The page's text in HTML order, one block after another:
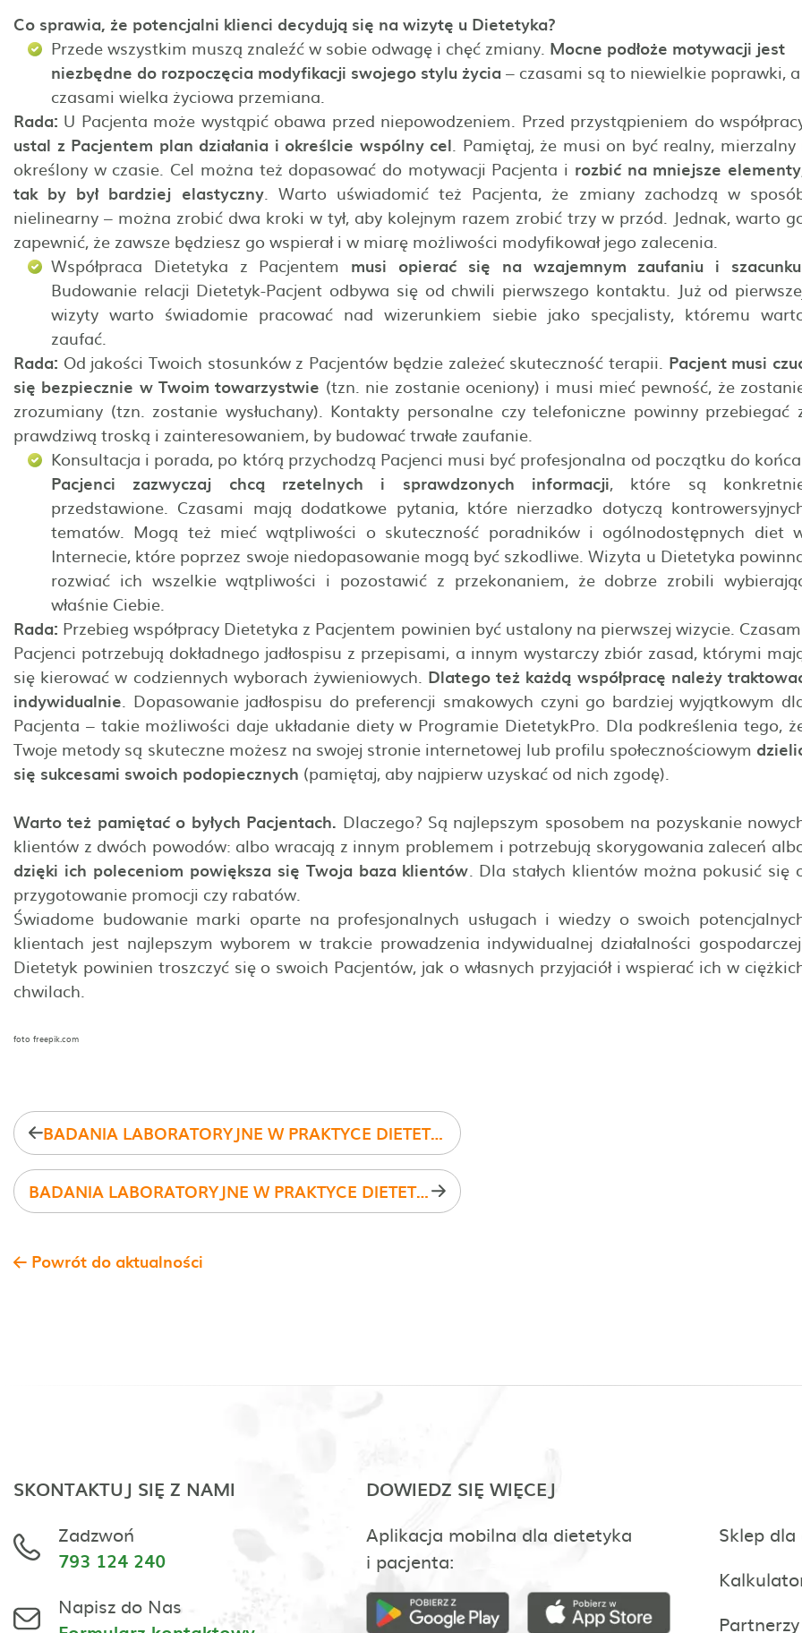
Co sprawia, że potencjalni klienci decydują się na wizytę u Dietetyka?
Przede wszystkim muszą znaleźć w sobie odwagę i chęć zmiany. Mocne podłoże motywacji jest
niezbędne do rozpoczęcia modyfikacji swojego stylu życia– czasami są to niewielkie poprawki, a
czasami wielka życiowa przemiana.
Rada: U Pacjenta może wystąpić obawa przed niepowodzeniem. Przed przystąpieniem do
ustal z Pacjentem plan działania i określcie wspólny cel. Pamiętaj, że musi on być realny, mierzalny
określony w czasie. Cel można też dopasować do motywacji Pacjenta i rozbić na mniejsze
tak by był bardziej elastyczny. Warto uświadomić też Pacjenta, że zmiany zachodzą w
nielinearny – można zrobić dwa kroki w tył, aby kolejnym razem zrobić trzy w przód. Jednak, warto
zapewnić, że zawsze będziesz go wspierał i w miarę możliwości modyfikował jego zalecenia.
Współpraca Dietetyka z Pacjentem musi opierać się na wzajemnym zaufaniu i szacunku
Budowanie relacji Dietetyk-Pacjent odbywa się od chwili pierwszego kontaktu. Już od
wizyty warto świadomie pracować nad wizerunkiem siebie jako specjalisty, któremu
zaufać.
Rada: Od jakości Twoich stosunków z Pacjentów będzie zależeć skuteczność terapii. Pacjent musi
się bezpiecznie w Twoim towarzystwie (tzn. nie zostanie oceniony) i musi mieć pewność, że
zrozumiany (tzn. zostanie wysłuchany). Kontakty personalne czy telefoniczne powinny przebiegać
prawdziwą troską i zainteresowaniem, by budować trwałe zaufanie.
Konsultacja i porada, po którą przychodzą Pacjenci musi być profesjonalna od początku do
Pacjenci zazwyczaj chcą rzetelnych i sprawdzonych informacji, które są
przedstawione. Czasami mają dodatkowe pytania, które nierzadko dotyczą
tematów. Mogą też mieć wątpliwości o skuteczność poradników i ogólnodostępnych diet
Internecie, które poprzez swoje niedopasowanie mogą być szkodliwe. Wizyta u Dietetyka
rozwiać ich wszelkie wątpliwości i pozostawić z przekonaniem, że dobrze zrobili
właśnie Ciebie.
Rada: Przebieg współpracy Dietetyka z Pacjentem powinien być ustalony na pierwszej wizycie.
Pacjenci potrzebują dokładnego jadłospisu z przepisami, a innym wystarczy zbiór zasad, którymi
się kierować w codziennych wyborach żywieniowych. Dlatego też każdą współpracę należy
indywidualnie. Dopasowanie jadłospisu do preferencji smakowych czyni go bardziej wyjątkowym
Pacjenta – takie możliwości daje układanie diety w Programie DietetykPro. Dla podkreślenia tego,
Twoje metody są skuteczne możesz na swojej stronie internetowej lub profilu społecznościowym
się sukcesami swoich podopiecznych (pamiętaj, aby najpierw uzyskać od nich zgodę).
Warto też pamiętać o byłych Pacjentach. Dlaczego? Są najlepszym sposobem na pozyskanie
klientów z dwóch powodów: albo wracają z innym problemem i potrzebują skorygowania zaleceń
dzięki ich poleceniom powiększa się Twoja baza klientów. Dla stałych klientów można pokusić się
przygotowanie promocji czy rabatów.
Świadome budowanie marki oparte na profesjonalnych usługach i wiedzy o swoich
klientach jest najlepszym wyborem w trakcie prowadzenia indywidualnej działalności
Dietetyk powinien troszczyć się o swoich Pacjentów, jak o własnych przyjaciół i wspierać ich w
chwilach.
foto freepik.com
BADANIA LABORATORYJNE W PRAKTYCE DIETETYKA CZ. I
BADANIA LABORATORYJNE W PRAKTYCE DIETETYKA CZ. II
Powrót do aktualności
SKONTAKTUJ SIĘ Z NAMI
Zadzwoń
793 124 240
Napisz do Nas
DOWIEDZ SIĘ WIĘCEJ
Aplikacja mobilna dla dietetyka
i pacjenta:
Sklep
Partnerzy